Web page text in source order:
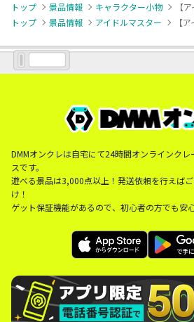
トップ 景品情報 キャラクター小物
トップ
景品情報 アイドルマスター
DMMオンクレは自宅にて24時間オンラインク
スです。
遊べる景品は3,000点以上！発送依頼を行えば
け！
ゲット保証機能があるので、初心者の方でも安